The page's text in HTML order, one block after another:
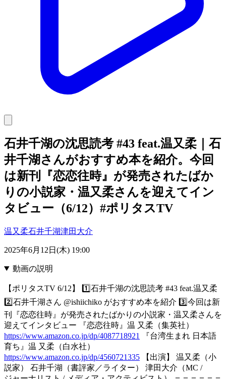
石井千湖の沈思読考 #43 feat.温又柔｜石
井千湖さんがおすすめ本を紹介。今回
は新刊『恋恋往時』が発売されたばか
りの小説家・温又柔さんを迎えてイン
タビュー（6/12）#ポリタスTV
温又柔石井千湖津田大介
2025年6月12日(木) 19:00
動画の説明
【ポリタスTV 6/12】 1️⃣石井千湖の沈思読考 #43 feat.温又柔
2️⃣石井千湖さん @ishiichiko がおすすめ本を紹介 3️⃣今回は新
刊『恋恋往時』が発売されたばかりの小説家・温又柔さんを
迎えてインタビュー 『恋恋往時』温 又柔（集英社）
https://www.amazon.co.jp/dp/4087718921
『台湾生まれ 日本語
育ち』温 又柔（白水社）
https://www.amazon.co.jp/dp/4560721335 【出演】 温又柔（小
説家） 石井千湖（書評家／ライター） 津田大介（MC /